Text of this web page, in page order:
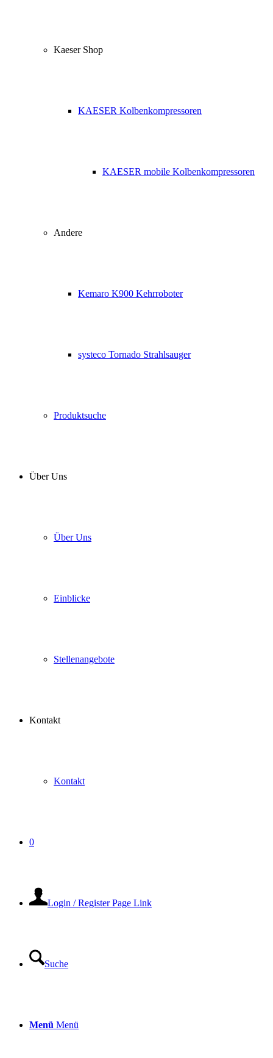
Kaeser Shop
KAESER Kolbenkompressoren
KAESER mobile Kolbenkompressoren
Andere
Kemaro K900 Kehrroboter
systeco Tornado Strahlsauger
Produktsuche
Über Uns
Über Uns
Einblicke
Stellenangebote
Kontakt
Kontakt
0
Login / Register Page Link
Suche
Menü Menü